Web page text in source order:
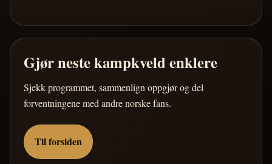
Gjør neste kampkveld enklere
Sjekk programmet, sammenlign oppgjør og del
forventningene med andre norske fans.
Til forsiden